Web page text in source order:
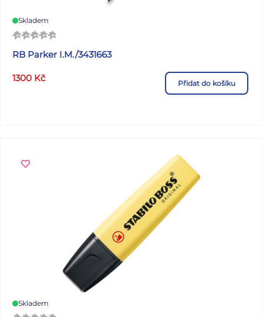
Skladem
RB Parker I.M./3431663
1300 Kč Přidat do košíku
Skladem